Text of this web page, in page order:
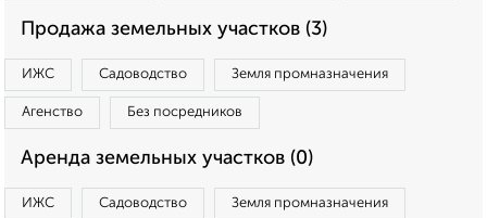
Продажа земельных участков (3)
ИЖС Садоводство Земля промназначения
Агенство Без посредников
Аренда земельных участков (0)
ИЖС Садоводство Земля промназначения